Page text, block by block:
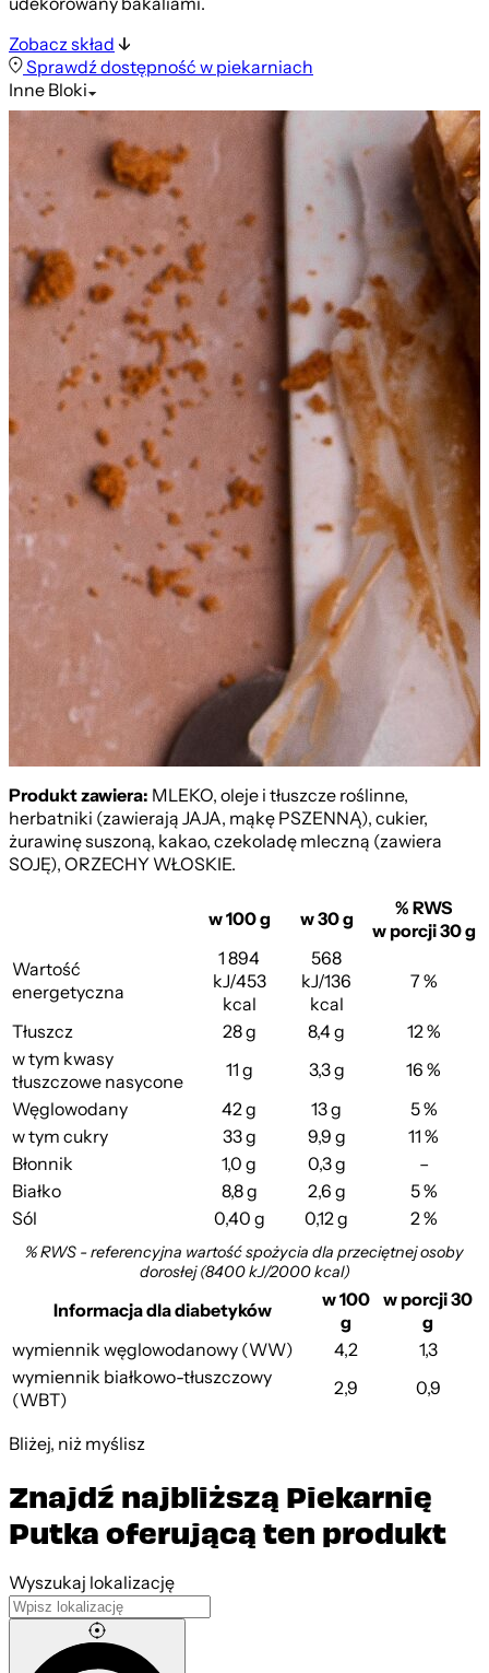
Zobacz skład
Sprawdź dostępność w piekarniach
InneBloki
Produkt zawiera: MLEKO, oleje i tłuszcze roślinne,
herbatniki (zawierają JAJA, mąkę PSZENNĄ), cukier,
żurawinę suszoną, kakao, czekoladę mleczną (zawiera
SOJĘ), ORZECHY WŁOSKIE.
w 100 g w 30 g
% RWS
w porcji 30 g
Wartość
energetyczna
1 894
kJ/453
kcal
568
kJ/136
kcal
7 %
Tłuszcz 28 g 8,4 g
12 %
w tym kwasy
tłuszczowe nasycone
11 g 3,3 g
16 %
Węglowodany
42 g 13 g
5 %
w tym cukry
33 g 9,9 g
11 %
Błonnik
1,0 g 0,3 g
–
Białko
8,8 g 2,6 g
5 %
Sól
0,40 g 0,12 g 2 %
% RWS - referencyjna wartość spożycia dla przeciętnej osoby
dorosłej (8400 kJ/2000 kcal)
Informacja dla diabetyków
w 100
g
w porcji 30
g
wymiennik węglowodanowy (WW)
4,2
1,3
wymiennik białkowo-tłuszczowy
(WBT)
2,9 0,9
Bliżej, niż myślisz
Znajdź najbliższą Piekarnię
Putka oferującą ten produkt
Wyszukaj lokalizację